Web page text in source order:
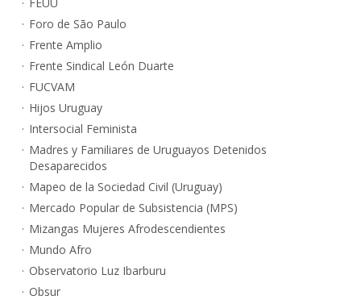
Foro de São Paulo
Frente Amplio
Frente Sindical León Duarte
FUCVAM
Hijos Uruguay
Intersocial Feminista
Madres y Familiares de Uruguayos Detenidos
Desaparecidos
Mapeo de la Sociedad Civil (Uruguay)
Mercado Popular de Subsistencia (MPS)
Mizangas Mujeres Afrodescendientes
Mundo Afro
Observatorio Luz Ibarburu
Obsur